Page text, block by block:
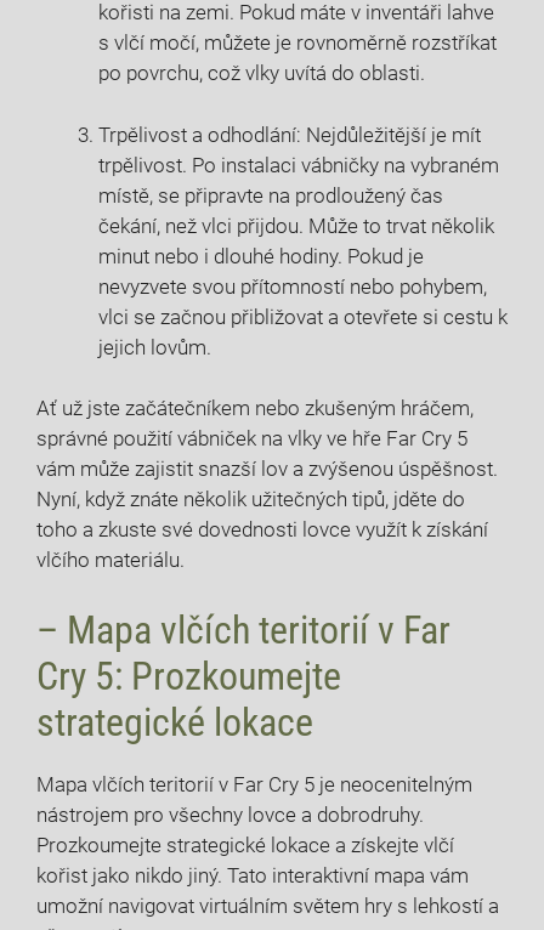
kořisti na zemi. Pokud máte v inventáři lahve
s vlčí močí, můžete je rovnoměrně rozstříkat
po povrchu, což vlky uvítá do oblasti.
Trpělivost a odhodlání: Nejdůležitější je mít
trpělivost. Po instalaci vábničky na vybraném
místě, se připravte na prodloužený čas
čekání, než vlci přijdou. Může to trvat několik
minut nebo i dlouhé hodiny. Pokud je
nevyzvete svou přítomností nebo pohybem,
vlci se začnou přibližovat a otevřete si cestu k
jejich lovům.
Ať už jste začátečníkem nebo zkušeným hráčem,
správné použití vábniček na vlky ve hře Far Cry 5
vám může zajistit snazší lov a zvýšenou úspěšnost.
Nyní, když znáte několik užitečných tipů, jděte do
toho a zkuste své dovednosti lovce využít k získání
vlčího materiálu.
– Mapa vlčích teritorií v Far
Cry 5: Prozkoumejte
strategické lokace
Mapa vlčích teritorií v Far Cry 5 je neocenitelným
nástrojem pro všechny lovce a dobrodruhy.
Prozkoumejte strategické lokace a získejte vlčí
kořist jako nikdo jiný. Tato interaktivní mapa vám
umožní navigovat virtuálním světem hry s lehkostí a